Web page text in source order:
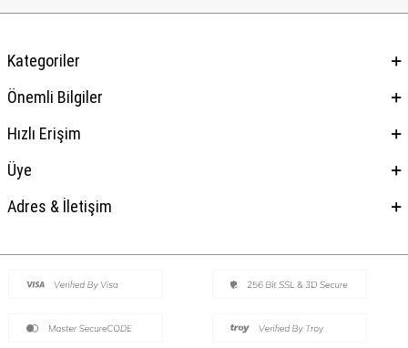
Kategoriler
Önemli Bilgiler
Hızlı Erişim
Üye
Adres & İletişim